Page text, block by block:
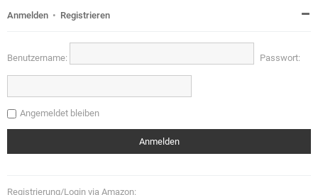
Anmelden • Registrieren
Benutzername: Passwort:
Angemeldet bleiben
Registrierung/Login via Amazon: